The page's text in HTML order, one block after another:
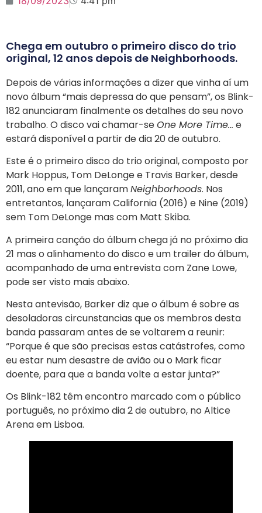
Chega em outubro o primeiro disco do trio
original, 12 anos depois de Neighborhoods.
Depois de várias informações a dizer que vinha aí um
novo álbum “mais depressa do que pensam”, os Blink-
182 anunciaram finalmente os detalhes do seu novo
trabalho. O disco vai chamar-seOne More Time… e
estará disponível a partir de dia 20 de outubro.
Este é o primeiro disco do trio original, composto por
Mark Hoppus, Tom DeLonge e Travis Barker, desde
2011, ano em que lançaramNeighborhoods. Nos
entretantos, lançaram California (2016) e Nine (2019)
sem Tom DeLonge mas com Matt Skiba.
A primeira canção do álbum chega já no próximo dia
21 mas o alinhamento do disco e um trailer do álbum,
acompanhado de uma entrevista com Zane Lowe,
pode ser visto mais abaixo.
Nesta antevisão, Barker diz que o álbum é sobre as
desoladoras circunstancias que os membros desta
banda passaram antes de se voltarem a reunir:
“Porque é que são precisas estas catástrofes, como
eu estar num desastre de avião ou o Mark ficar
doente, para que a banda volte a estar junta?”
Os Blink-182 têm encontro marcado com o público
português, no próximo dia 2 de outubro, no Altice
Arena em Lisboa.